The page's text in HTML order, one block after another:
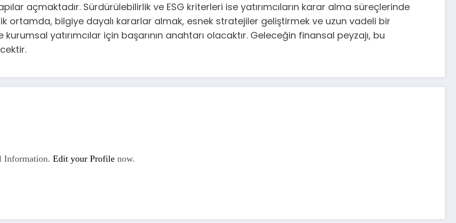
açmaktadır. Sürdürülebilirlik ve ESG kriterleri ise yatırımcıların karar alma süreçlerinde
ortamda, bilgiye dayalı kararlar almak, esnek stratejiler geliştirmek ve uzun vadeli bir
yatırımcılar için başarının anahtarı olacaktır. Geleceğin finansal peyzajı, bu
Information. Edit your Profile now.